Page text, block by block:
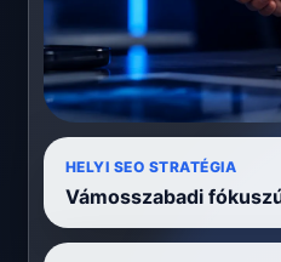
HELYI SEO STRATÉGIA
Vámosszabadi